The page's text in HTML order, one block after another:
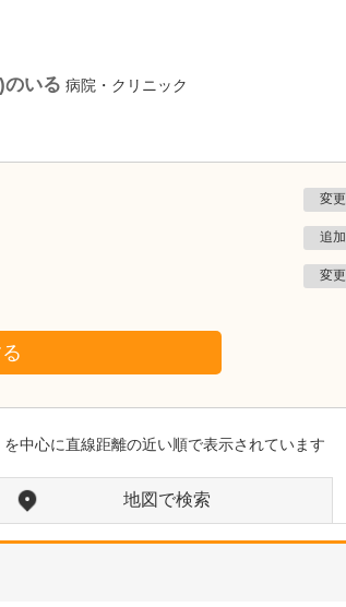
いる 病院・クリニック
変更
追加
変更
を中心に直線距離の近い順で表示されています
地図で検索
富士 足・心臓血管クリニック
花田 明香院長取材記事
れているそうですね。
はい。足のトラブルは、
靴が原因となっているこ